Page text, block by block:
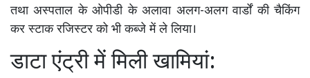
तथा अस्पताल के ओपीडी के अलावा अलग-अलग वार्डों की चैकिंग
कर स्टाक रजिस्टर को भी कब्जे में ले लिया।
डाटा एंट्री में मिली खामियां: